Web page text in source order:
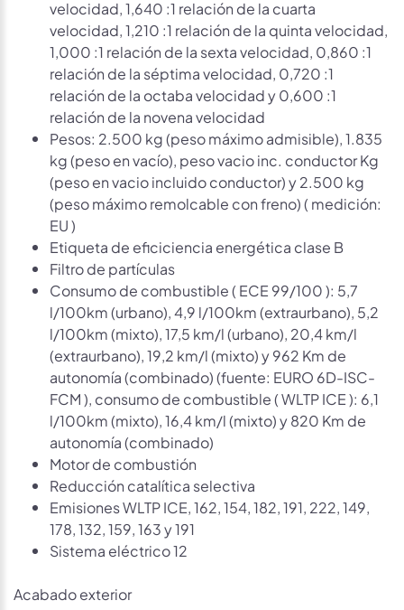
velocidad, 1,640 :1 relación de la cuarta
velocidad, 1,210 :1 relación de la quinta velocidad,
1,000 :1 relación de la sexta velocidad, 0,860 :1
relación de la séptima velocidad, 0,720 :1
relación de la octaba velocidad y 0,600 :1
relación de la novena velocidad
Pesos: 2.500 kg (peso máximo admisible), 1.835
kg (peso en vacío), peso vacio inc. conductor Kg
(peso en vacio incluido conductor) y 2.500 kg
(peso máximo remolcable con freno) ( medición:
EU )
Etiqueta de eficiciencia energética clase B
Filtro de partículas
Consumo de combustible ( ECE 99/100 ): 5,7
l/100km (urbano), 4,9 l/100km (extraurbano), 5,2
l/100km (mixto), 17,5 km/l (urbano), 20,4 km/l
(extraurbano), 19,2 km/l (mixto) y 962 Km de
autonomía (combinado) (fuente: EURO 6D-ISC-
FCM ), consumo de combustible ( WLTP ICE ): 6,1
l/100km (mixto), 16,4 km/l (mixto) y 820 Km de
autonomía (combinado)
Motor de combustión
Reducción catalítica selectiva
Emisiones WLTP ICE, 162, 154, 182, 191, 222, 149,
178, 132, 159, 163 y 191
Sistema eléctrico 12
Acabado exterior